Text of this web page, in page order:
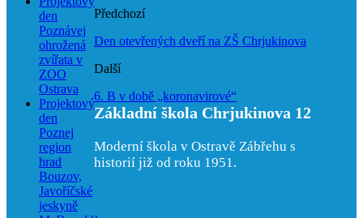
den
Poznávej
ohrožená
zvířata v
ZOO
Ostrava
Projektový
den
Poznej
region
hrad
Bouzov,
Javoříčské
jeskyně
Předchozí
Den otevřených dveří na ZŠ Chrjukinova
Další
6. B v době „koronavirové“
Základní škola Chrjukinova 12
Moderní škola v Ostravě Zábřehu s
historií již od roku 1951.